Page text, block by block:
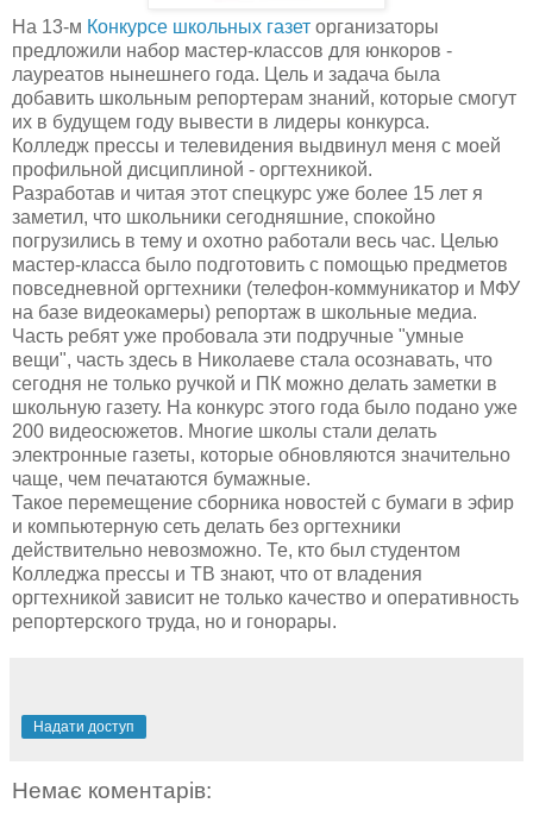
На 13-м Конкурсе школьных газет организаторы
предложили набор мастер-классов для юнкоров -
лауреатов нынешнего года. Цель и задача была
добавить школьным репортерам знаний, которые смогут
их в будущем году вывести в лидеры конкурса.
Колледж прессы и телевидения выдвинул меня с моей
профильной дисциплиной - оргтехникой.
Разработав и читая этот спецкурс уже более 15 лет я
заметил, что школьники сегодняшние, спокойно
погрузились в тему и охотно работали весь час. Целью
мастер-класса было подготовить с помощью предметов
повседневной оргтехники (телефон-коммуникатор и МФУ
на базе видеокамеры) репортаж в школьные медиа.
Часть ребят уже пробовала эти подручные "умные
вещи", часть здесь в Николаеве стала осознавать, что
сегодня не только ручкой и ПК можно делать заметки в
школьную газету. На конкурс этого года было подано уже
200 видеосюжетов. Многие школы стали делать
электронные газеты, которые обновляются значительно
чаще, чем печатаются бумажные.
Такое перемещение сборника новостей с бумаги в эфир
и компьютерную сеть делать без оргтехники
действительно невозможно. Те, кто был студентом
Колледжа прессы и ТВ знают, что от владения
оргтехникой зависит не только качество и оперативность
репортерского труда, но и гонорары.
Надати доступ
Немає коментарів: